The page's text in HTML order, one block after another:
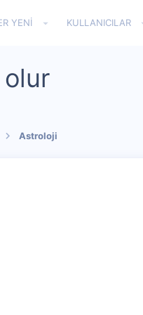
YENI KULLANICILAR
olur
Astroloji